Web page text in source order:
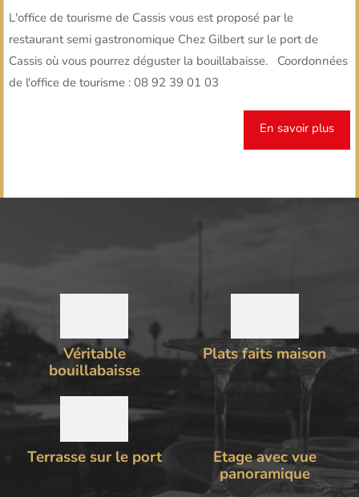
L'office de tourisme de Cassis vous est proposé par le
restaurant semi gastronomique Chez Gilbert sur le port de
Cassis où vous pourrez déguster la bouillabaisse. Coordonnées
de l'office de tourisme : 08 92 39 01 03
En savoir plus
Véritable
bouillabaisse
Plats faits maison
Terrasse sur le port
Etage avec vue
panoramique